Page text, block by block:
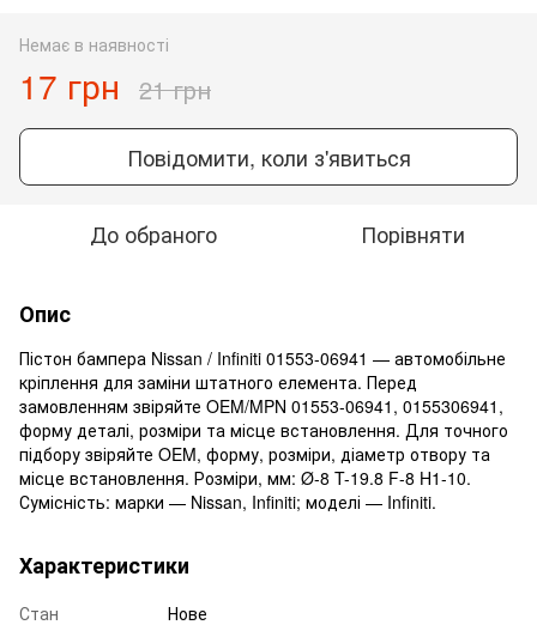
Немає в наявності
17 грн 21 грн
Повідомити, коли з'явиться
До обраного Порівняти
Опис
Пістон бампера Nissan / Infiniti 01553-06941 — автомобільне
кріплення для заміни штатного елемента. Перед
замовленням звіряйте OEM/MPN 01553-06941, 0155306941,
форму деталі, розміри та місце встановлення. Для точного
підбору звіряйте OEM, форму, розміри, діаметр отвору та
місце встановлення. Розміри, мм: Ø-8 T-19.8 F-8 H1-10.
Сумісність: марки — Nissan, Infiniti; моделі — Infiniti.
Характеристики
Стан
Нове